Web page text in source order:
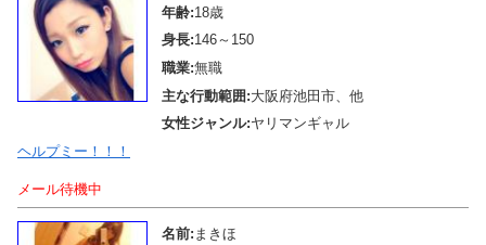
年齢:18歳
身長:146～150
職業:無職
主な行動範囲:大阪府池田市、他
女性ジャンル:ヤリマンギャル
ヘルプミー！！！
メール待機中
名前: まきほ